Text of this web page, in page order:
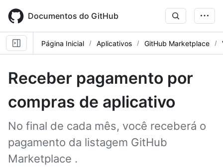
main
content
Documentos do GitHub
Página Inicial Aplicativos GitHub Marketplace
Receber pagamento por
compras de aplicativo
No final de cada mês, você receberá o
pagamento da listagem GitHub
Marketplace .